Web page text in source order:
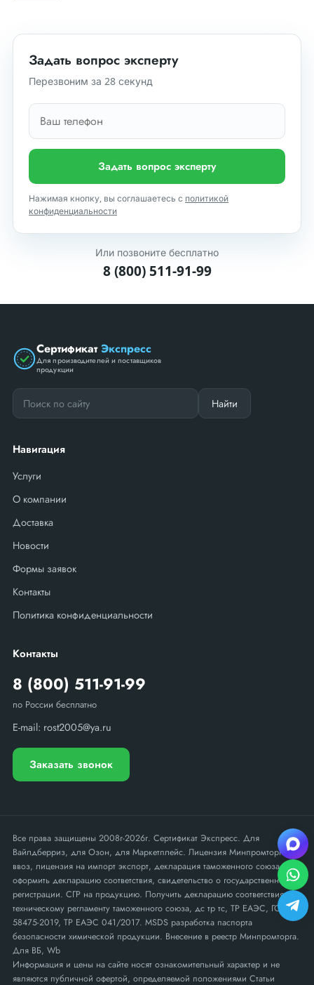
Задать вопрос эксперту
Перезвоним за 28 секунд
Задать вопрос эксперту
Нажимая кнопку, вы соглашаетесь с политикой
конфиденциальности
Или позвоните бесплатно
8 (800) 511-91-99
Сертификат Экспресс
Для производителей и поставщиков
продукции
Найти
Навигация
Услуги
О компании
Доставка
Новости
Формы заявок
Контакты
Политика конфиденциальности
Контакты
8 (800) 511-91-99
по России бесплатно
E-mail: rost2005@ya.ru
Заказать звонок
Все права защищены 2008г-2026г. Сертификат Экспресс. Для
Вайлдберриз, для Озон, для Маркетплейс. Лицензия Минпромторга на
ввоз, лицензия на импорт экспорт, декларация таможенного союза,
оформить декларацию соответствия, свидетельство о государственной
регистрации. СГР на продукцию. Получить декларацию соответствия
техническому регламенту таможенного союза, дс тр тс, ТР ЕАЭС, ГОСТ Р
58475-2019, ТР ЕАЭС 041/2017. MSDS разработка паспорта
безопасности химической продукции. Внесение в реестр Минпромторга.
Для ВБ, Wb
Информация и цены на сайте носят ознакомительный характер и не
являются публичной офертой, определяемой положениями Статьи